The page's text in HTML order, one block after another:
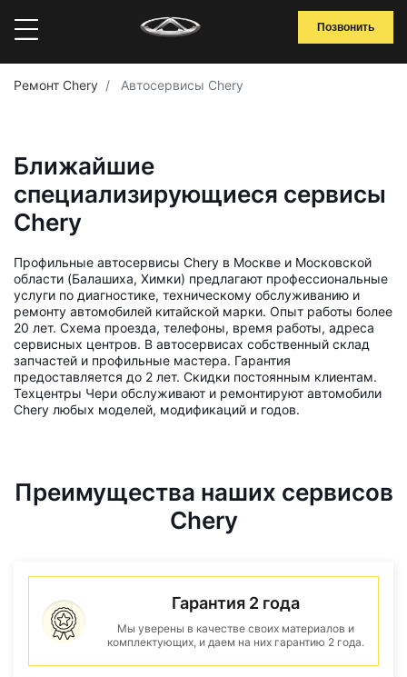
Позвонить
Ремонт Chery Автосервисы Chery
Ближайшие
специализирующиеся сервисы
Chery
Профильные автосервисы Chery в Москве и Московской
области (Балашиха, Химки) предлагают профессиональные
услуги по диагностике, техническому обслуживанию и
ремонту автомобилей китайской марки. Опыт работы более
20 лет. Схема проезда, телефоны, время работы, адреса
сервисных центров. В автосервисах собственный склад
запчастей и профильные мастера. Гарантия
предоставляется до 2 лет. Скидки постоянным клиентам.
Техцентры Чери обслуживают и ремонтируют автомобили
Chery любых моделей, модификаций и годов.
Преимущества наших сервисов
Chery
Гарантия 2 года
Мы уверены в качестве своих материалов и
комплектующих, и даем на них гарантию 2 года.